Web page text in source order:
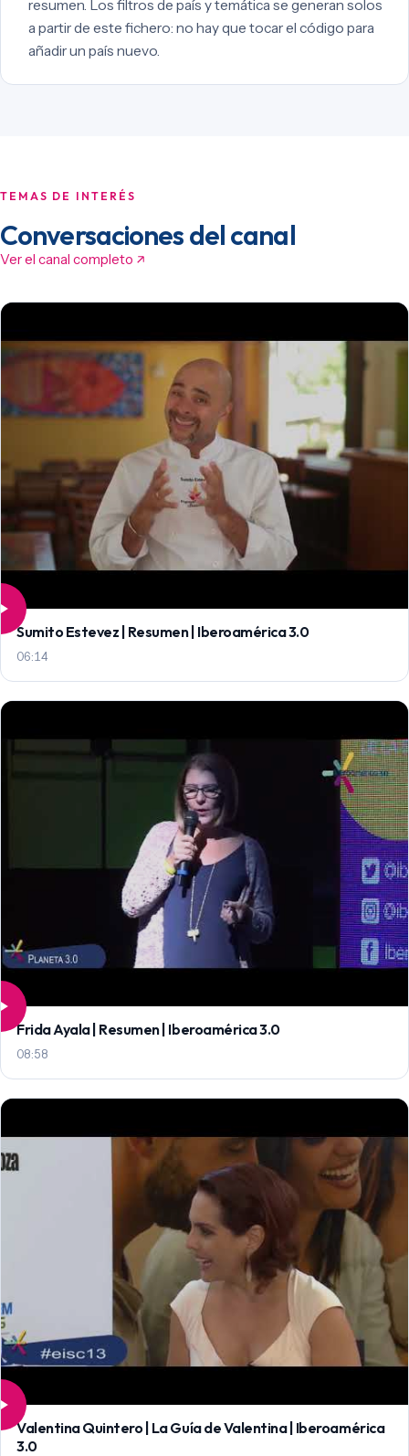
resumen. Los filtros de país y temática se generan solos
a partir de este fichero: no hay que tocar el código para
añadir un país nuevo.
TEMAS DE INTERÉS
Conversaciones del canal
Ver el canal completo
Sumito Estevez | Resumen | Iberoamérica 3.0
06:14
Frida Ayala | Resumen | Iberoamérica 3.0
08:58
Valentina Quintero | La Guía de Valentina | Iberoamérica
3.0